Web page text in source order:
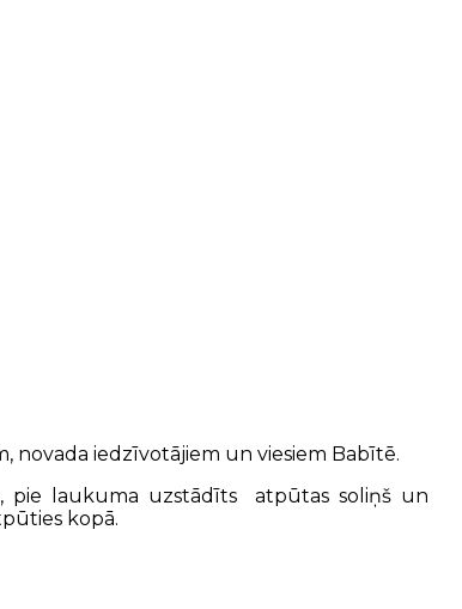
novada iedzīvotājiem un viesiem Babītē.
pie laukuma uzstādīts atpūtas soliņš un
kopā.